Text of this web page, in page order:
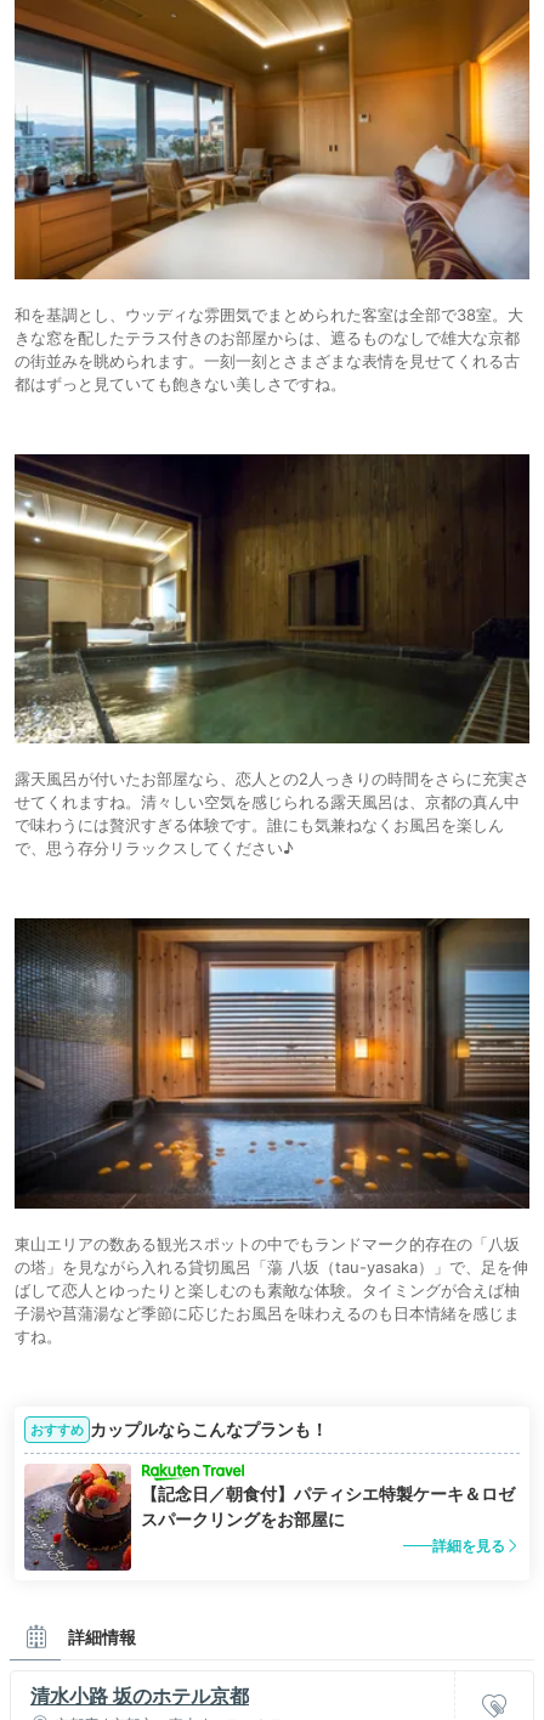
和を基調とし、ウッディな雰囲気でまとめられた客室は全部で38室。大
きな窓を配したテラス付きのお部屋からは、遮るものなしで雄大な京都
の街並みを眺められます。一刻一刻とさまざまな表情を見せてくれる古
都はずっと見ていても飽きない美しさですね。
露天風呂が付いたお部屋なら、恋人との2人っきりの時間をさらに充実さ
せてくれますね。清々しい空気を感じられる露天風呂は、京都の真ん中
で味わうには贅沢すぎる体験です。誰にも気兼ねなくお風呂を楽しん
で、思う存分リラックスしてください♪
東山エリアの数ある観光スポットの中でもランドマーク的存在の「八坂
の塔」を見ながら入れる貸切風呂「蕩 八坂（tau-yasaka）」で、足を伸
ばして恋人とゆったりと楽しむのも素敵な体験。タイミングが合えば柚
子湯や菖蒲湯など季節に応じたお風呂を味わえるのも日本情緒を感じま
すね。
おすすめ カップルならこんなプランも！
【記念日／朝食付】パティシエ特製ケーキ＆ロゼ
スパークリングをお部屋に
詳細を見る
詳細情報
清水小路 坂のホテル京都